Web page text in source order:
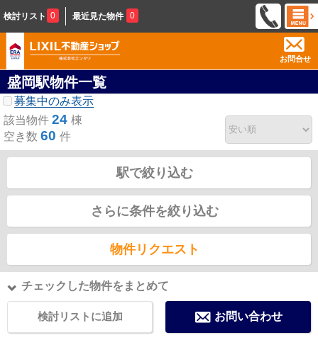
検討リスト 0 最近見た物件 0
お問合せ
盛岡駅物件一覧
募集中のみ表示
該当物件 24 棟
空き数 60 件
駅で絞り込む
さらに条件を絞り込む
物件リクエスト
チェックした物件をまとめて
検討リストに追加 お問い合わせ